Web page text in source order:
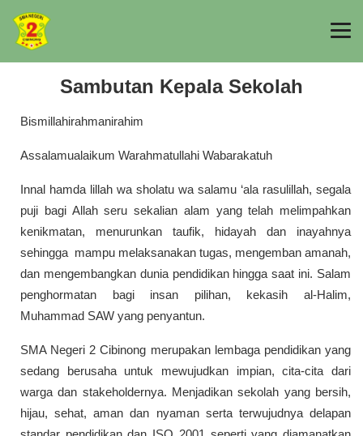
Sambutan Kepala Sekolah
Bismillahirahmanirahim
Assalamualaikum Warahmatullahi Wabarakatuh
Innal hamda lillah wa sholatu wa salamu ‘ala rasulillah, segala
puji bagi Allah seru sekalian alam yang telah melimpahkan
kenikmatan, menurunkan taufik, hidayah dan inayahnya
sehingga mampu melaksanakan tugas, mengemban amanah,
dan mengembangkan dunia pendidikan hingga saat ini. Salam
penghormatan bagi insan pilihan, kekasih al-Halim,
Muhammad SAW yang penyantun.
SMA Negeri 2 Cibinong merupakan lembaga pendidikan yang
sedang berusaha untuk mewujudkan impian, cita-cita dari
warga dan stakeholdernya. Menjadikan sekolah yang bersih,
hijau, sehat, aman dan nyaman serta terwujudnya delapan